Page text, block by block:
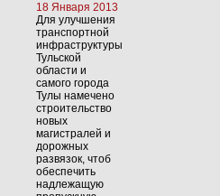
18 Января 2013
Для улучшения
транспортной
инфраструктуры
Тульской
области и
самого города
Тулы намечено
строительство
новых
магистралей и
дорожных
развязок, чтоб
обеспечить
надлежащую